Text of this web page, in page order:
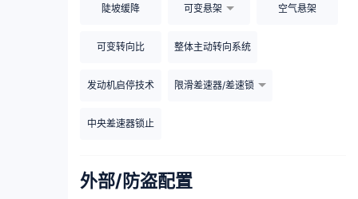
陡坡缓降 可变悬架 空气悬架
可变转向比 整体主动转向系统
发动机启停技术 限滑差速器/差速锁
中央差速器锁止
外部/防盗配置